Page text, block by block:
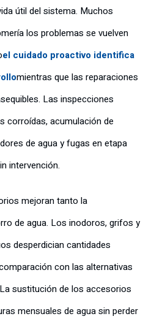
útil del sistema. Muchos
los problemas se vuelven
el cuidado proactivo identifica
mientras que las reparaciones
Las inspecciones
corroídas, acumulación de
de agua y fugas en etapa
intervención.
mejoran tanto la
de agua. Los inodoros, grifos y
desperdician cantidades
con las alternativas
sustitución de los accesorios
mensuales de agua sin perder